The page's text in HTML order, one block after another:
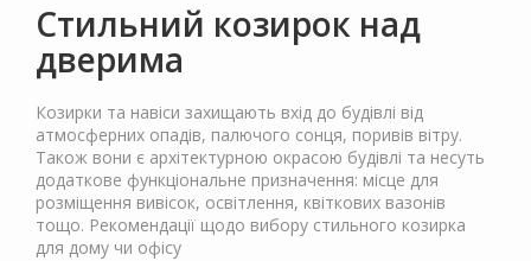
Стильний козирок над
дверима
Козирки та навіси захищають вхід до будівлі від
атмосферних опадів, палючого сонця, поривів вітру.
Також вони є архітектурною окрасою будівлі та несуть
додаткове функціональне призначення: місце для
розміщення вивісок, освітлення, квіткових вазонів
тощо. Рекомендації щодо вибору стильного козирка
для дому чи офісу